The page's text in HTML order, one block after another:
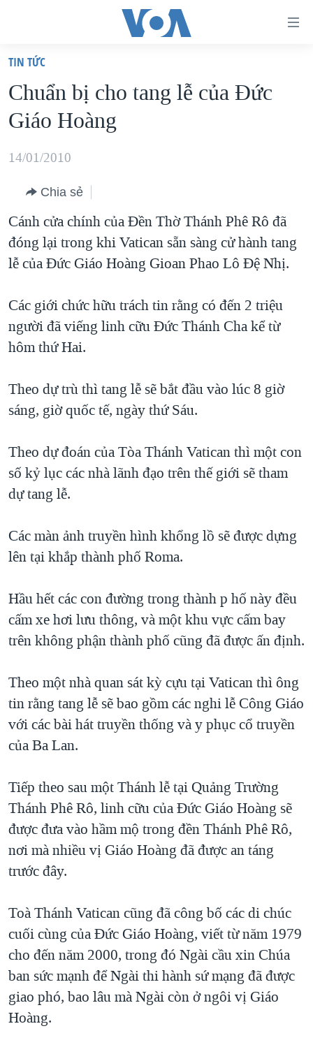
truy
cập
Tới
dung
chính
điều
hướng
chính
tới
"Tìm"
VIỆT NAM
HOA KỲ
BIỂN ĐÔNG
BLOG
DIỄN ĐÀN
MỤC
VẠCH TRẦN TIN GIẢ
NGƯỜI VIỆT HẢI NGOẠI
ĐỜI SỐNG
KHOA HỌC
VĂN HOÁ
THỂ THAO
GIÁO DỤC
CHIẾN TRANH THƯƠNG MẠI CỦA MỸ: QUÁ KHỨ VÀ HIỆN
TẠI
HÀNH TRÌNH BẦU CỬ 2024
GIẢI MÃ VÀNH ĐAI & CON ĐƯỜNG
NGÀY TỊ NẠN THẾ GIỚI
GROUND ZERO – XƯA VÀ NAY
CHI PHÍ CHIẾN TRANH AFGHANISTAN
THƯỢNG ĐỈNH TRUMP-KIM TẠI VIỆT NAM
TRỊNH VĨNH BÌNH VS. CHÍNH PHỦ VIỆT NAM
NGƯ DÂN VIỆT VÀ LÀN SÓNG TRỘM HẢI SÂM
BÊN KIA QUỐC LỘ: TIẾNG VỌNG TỪ NÔNG THÔN MỸ
QUAN HỆ VIỆT MỸ
HỌC TIẾNG ANH
VIDEO
NGHE
MẠNG XÃ HỘI
Ngôn ngữ khác
TIN TỨC
Chuẩn bị cho tang lễ của Ðức
Giáo Hoàng
14/01/2010
Chia sẻ
Cánh cửa chính của Đền Thờ Thánh Phê Rô đã
đóng lại trong khi Vatican sẵn sàng cử hành tang
lễ của Đức Giáo Hoàng Gioan Phao Lô Đệ Nhị.
Các giới chức hữu trách tin rằng có đến 2 triệu
người đã viếng linh cữu Đức Thánh Cha kể từ
hôm thứ Hai.
Theo dự trù thì tang lễ sẽ bắt đầu vào lúc 8 giờ
sáng, giờ quốc tế, ngày thứ Sáu.
Theo dự đoán của Tòa Thánh Vatican thì một con
số kỷ lục các nhà lãnh đạo trên thế giới sẽ tham
dự tang lễ.
Các màn ảnh truyền hình khổng lồ sẽ được dựng
lên tại khắp thành phố Roma.
Hầu hết các con đường trong thành p hố này đều
cấm xe hơi lưu thông, và một khu vực cấm bay
trên không phận thành phố cũng đã được ấn định.
Theo một nhà quan sát kỳ cựu tại Vatican thì ông
tin rằng tang lễ sẽ bao gồm các nghi lễ Công Giáo
với các bài hát truyền thống và y phục cổ truyền
của Ba Lan.
Tiếp theo sau một Thánh lễ tại Quảng Trường
Thánh Phê Rô, linh cữu của Đức Giáo Hoàng sẽ
được đưa vào hầm mộ trong đền Thánh Phê Rô,
nơi mà nhiều vị Giáo Hoàng đã được an táng
trước đây.
Toà Thánh Vatican cũng đã công bố các di chúc
cuối cùng của Đức Giáo Hoàng, viết từ năm 1979
cho đến năm 2000, trong đó Ngài cầu xin Chúa
ban sức mạnh để Ngài thi hành sứ mạng đã được
giao phó, bao lâu mà Ngài còn ở ngôi vị Giáo
Hoàng.